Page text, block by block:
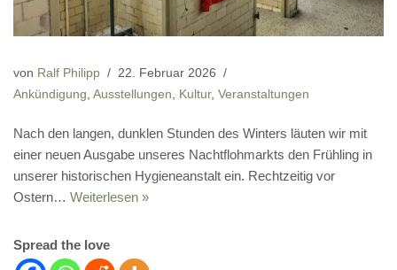
von Ralf Philipp
22. Februar 2026
Ankündigung Ausstellungen Kultur, Veranstaltungen
Nach den langen, dunklen Stunden des Winters läuten wir mit
einer neuen Ausgabe unseres Nachtflohmarkts den Frühling in
unserer historischen Hygieneanstalt ein. Rechtzeitig vor
Ostern… Weiterlesen »
Spread the love